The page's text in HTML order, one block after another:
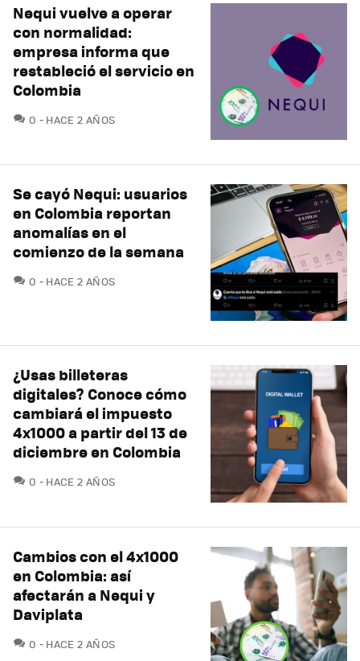
Nequi vuelve a operar
con normalidad:
empresa informa que
restableció el servicio en
Colombia
0 COMENTARIOS
HACE 2 AÑOS
Se cayó Nequi: usuarios
en Colombia reportan
anomalías en el
comienzo de la semana
0 COMENTARIOS
HACE 2 AÑOS
¿Usas billeteras
digitales? Conoce cómo
cambiará el impuesto
4x1000 a partir del 13 de
diciembre en Colombia
0 COMENTARIOS
HACE 2 AÑOS
Cambios con el 4x1000
en Colombia: así
afectarán a Nequi y
Daviplata
0 COMENTARIOS
HACE 2 AÑOS